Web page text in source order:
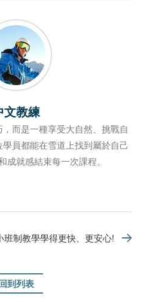
文教練
而是一種享受大自然、挑戰自
員都能在雪道上找到屬於自己
成就感結束每一次課程。
班制教學學得更快、更安心!
到列表